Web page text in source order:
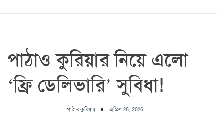
পাঠাও কুরিয়ার নিয়ে এলো
‘ফ্রি ডেলিভারি’ সুবিধা!
পাঠাও কুরিয়ার এপ্রিল 28, 2026